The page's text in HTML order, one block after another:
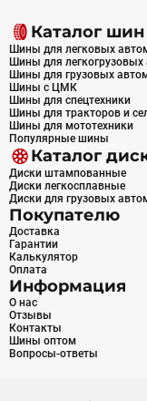
Каталог шин
Шины для легковых
Шины для легкогрузовых
Шины для грузовых
Шины с ЦМК
Шины для спецтехники
Шины для тракторов и
Шины для мототехники
Популярные шины
Каталог
Диски штампованные
Диски легкосплавные
Диски для грузовых
Покупателю
Доставка
Гарантии
Калькулятор
Оплата
Информация
О нас
Отзывы
Контакты
Шины оптом
Вопросы-ответы